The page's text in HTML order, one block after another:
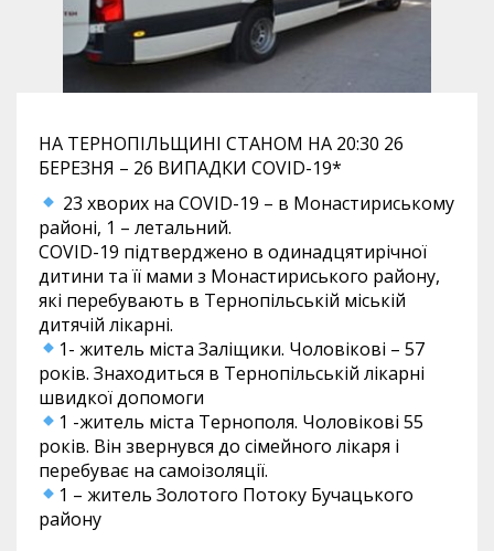
​НА ТЕРНОПІЛЬЩИНІ СТАНОМ НА 20:30 26
БЕРЕЗНЯ – 26 ВИПАДКИ COVID-19*
23 хворих на COVID-19 – в Монастириському
районі, 1 – летальний.
COVID-19 підтверджено в одинадцятирічної
дитини та її мами з Монастириського району,
які перебувають в Тернопільській міській
дитячій лікарні.
1- житель міста Заліщики. Чоловікові – 57
років. Знаходиться в Тернопільській лікарні
швидкої допомоги
1 -житель міста Тернополя. Чоловікові 55
років. Він звернувся до сімейного лікаря і
перебуває на самоізоляції.
1 – житель Золотого Потоку Бучацького
району